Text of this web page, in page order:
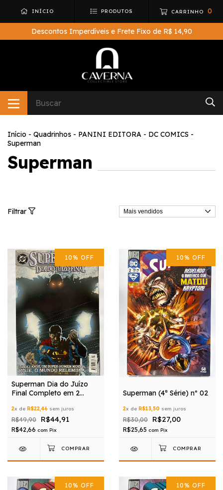
INÍCIO PRODUTOS CARRINHO 0
Descontos Imperdíveis e Frete Fixo de R$ 14,90
Início - Quadrinhos - PANINI EDITORA - DC COMICS -
Superman
Superman
Filtrar
10% OFF
Superman Dia do Juízo
Final Completo em 2
2x de R$22,46 sem juros
R$49,90 R$44,91
R$42,66 com Pix
10% OFF
Superman (4ª Série) nº 02
2x de R$13,50 sem juros
R$30,00 R$27,00
R$25,65 com Pix
10% OFF 10% OFF